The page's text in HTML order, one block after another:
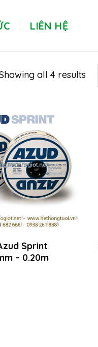
LIÊN HỆ
all 4 results
Sprint
– 0.20m